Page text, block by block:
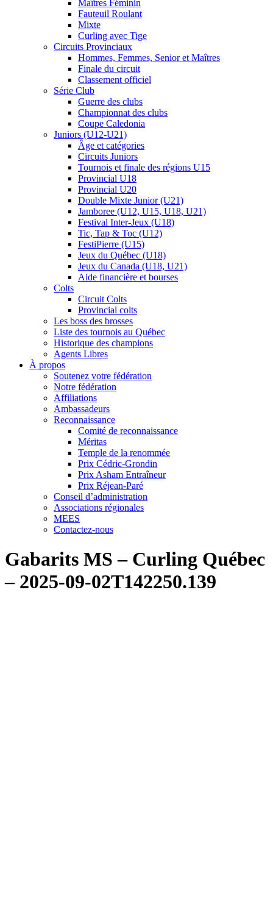
Maîtres Féminin
Fauteuil Roulant
Mixte
Curling avec Tige
Circuits Provinciaux
Hommes, Femmes, Senior et Maîtres
Finale du circuit
Classement officiel
Série Club
Guerre des clubs
Championnat des clubs
Coupe Caledonia
Juniors (U12-U21)
Âge et catégories
Circuits Juniors
Tournois et finale des régions U15
Provincial U18
Provincial U20
Double Mixte Junior (U21)
Jamboree (U12, U15, U18, U21)
Festival Inter-Jeux (U18)
Tic, Tap & Toc (U12)
FestiPierre (U15)
Jeux du Québec (U18)
Jeux du Canada (U18, U21)
Aide financière et bourses
Colts
Circuit Colts
Provincial colts
Les boss des brosses
Liste des tournois au Québec
Historique des champions
Agents Libres
À propos
Soutenez votre fédération
Notre fédération
Affiliations
Ambassadeurs
Reconnaissance
Comité de reconnaissance
Méritas
Temple de la renommée
Prix Cédric-Grondin
Prix Asham Entraîneur
Prix Réjean-Paré
Conseil d’administration
Associations régionales
MEES
Contactez-nous
Gabarits MS – Curling Québec
– 2025-09-02T142250.139